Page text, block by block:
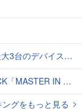
SMARTCOBY Pro SLIM SS」レビュー
GOLD」3モデル
グをもっと見る